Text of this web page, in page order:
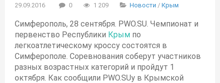
29.09.2016 0 1 209 Новости / Крым
Симферополь, 28 сентября. PWO.SU. Чемпионат и
первенство Республики Крым по
легкоатлетическому кроссу состоятся в
Симферополе. Соревнования соберут участников
разных возрастных категорий и пройдут 1
октября. Как сообщили PWO.SUу в Крымской